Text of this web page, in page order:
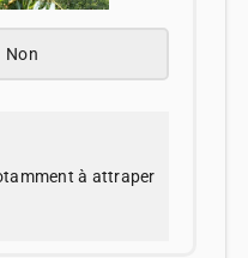
Non
à attraper